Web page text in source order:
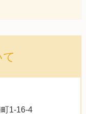
1-16-4